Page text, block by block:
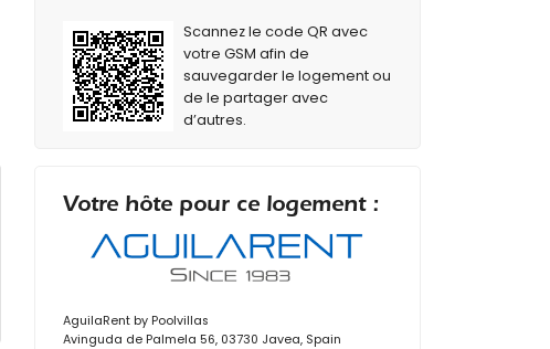
Scannez le code QR avec
votre GSM afin de
sauvegarder le logement ou
de le partager avec
d’autres.
Votre hôte pour ce logement :
AguilaRent by Poolvillas
Avinguda de Palmela 56, 03730 Javea, Spain